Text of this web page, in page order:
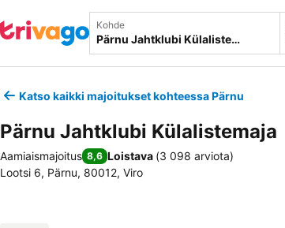
Kohde
Katso kaikki majoitukset kohteessa Pärnu
Pärnu Jahtklubi Külalistemaja
Aamiaismajoitus 8,6 Loistava (3 098 arviota)
Lootsi 6, Pärnu, 80012, Viro